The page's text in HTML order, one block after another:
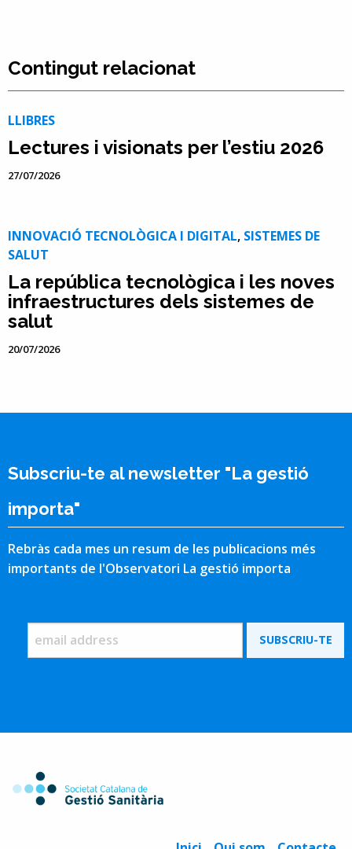
Contingut relacionat
LLIBRES
Lectures i visionats per l’estiu 2026
27/07/2026
INNOVACIÓ TECNOLÒGICA I DIGITAL, SISTEMES DE
SALUT
La república tecnològica i les noves
infraestructures dels sistemes de
salut
20/07/2026
Subscriu-te al newsletter "La gestió
importa"
Rebràs cada mes un resum de les publicacions més
importants de l'Observatori La gestió importa